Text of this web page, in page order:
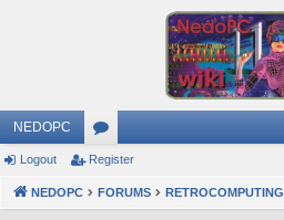
NEDOPC
or
u
Logout Register
NEDOPC FORUMS RETROCOMPUTING